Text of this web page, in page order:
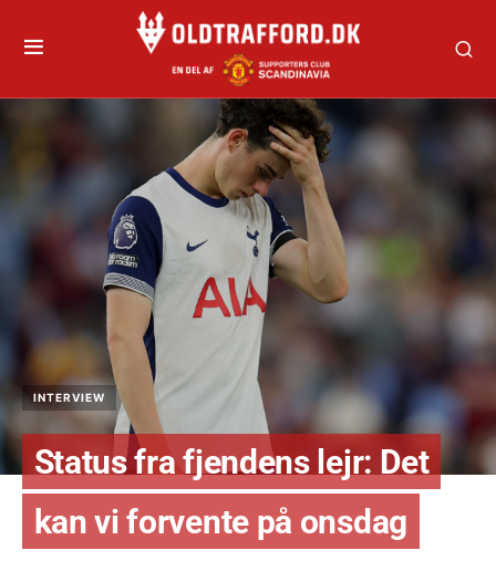
INTERVIEW
Status fra fjendens lejr: Det
kan vi forvente på onsdag